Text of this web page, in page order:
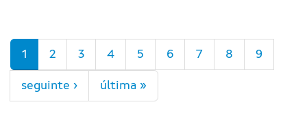
Páxinas
1 2 3 4 5 6 7 8 9
seguinte › última »